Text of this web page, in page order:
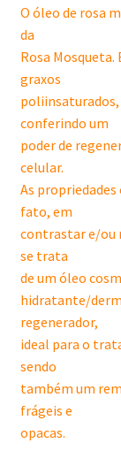
O óleo de rosa
da
Rosa
graxos
conferindo um
poder de
celular.
As
fato, em
contrastar e/ou
se trata
de um óleo
hidratante/
regenerador,
ideal para o
sendo
também um
frágeis e
opacas.